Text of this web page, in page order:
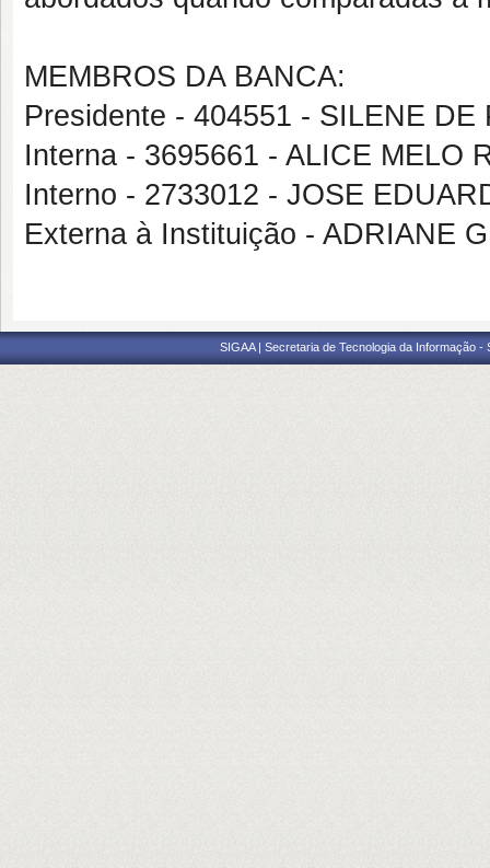
MEMBROS DA BANCA:
Presidente - 404551 - SILENE DE
Interna - 3695661 - ALICE MELO
Interno - 2733012 - JOSE
Externa à Instituição - ADRIANE
SIGAA | Secretaria de Tecnologia da Informação